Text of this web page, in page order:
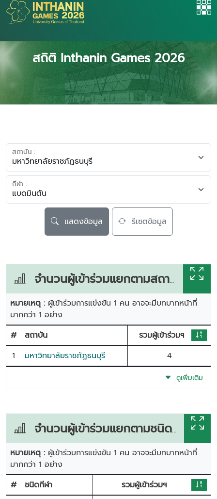
สถิติ Inthanin Games 2026
สถาบัน :
กีฬา :
แสดงข้อมูล รีเซตข้อมูล
จำนวนผู้เข้าร่วมแยกตามสถาบัน
หมายเหตุ : ผู้เข้าร่วมการแข่งขัน 1 คน อาจจะมีบทบาทหน้าที่
มากกว่า 1 อย่าง
#
สถาบัน
รวมผู้เข้าร่วมฯ
1
มหาวิทยาลัยราชภัฏธนบุรี 4
ดูเพิ่มเติม
จำนวนผู้เข้าร่วมแยกตามชนิดกีฬา
หมายเหตุ : ผู้เข้าร่วมการแข่งขัน 1 คน อาจจะมีบทบาทหน้าที่
มากกว่า 1 อย่าง
#
ชนิดกีฬา
รวมผู้เข้าร่วมฯ